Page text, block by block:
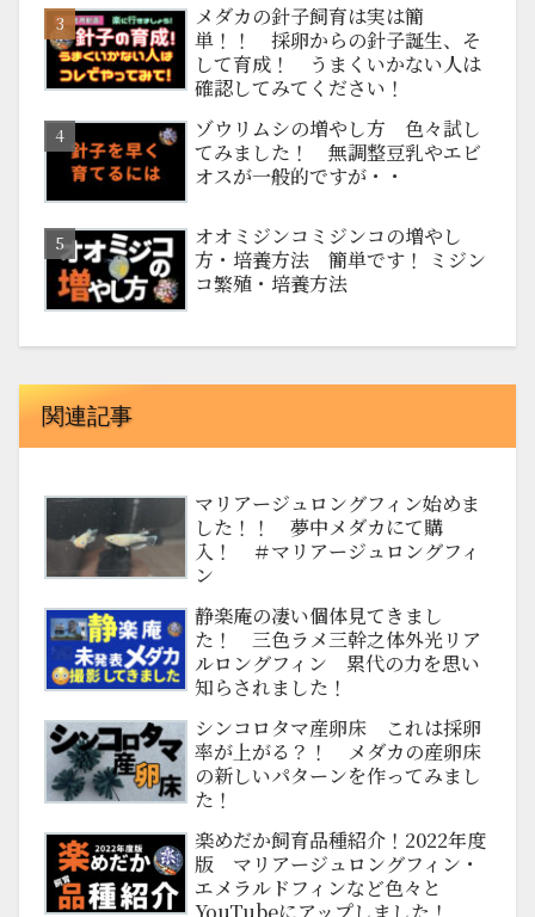
メダカの針子飼育は実は簡
単！！ 採卵からの針子誕生、そ
して育成！ うまくいかない人は
確認してみてください！
ゾウリムシの増やし方 色々試し
てみました！ 無調整豆乳やエビ
オスが一般的ですが・・
オオミジンコミジンコの増やし
方・培養方法 簡単です！ ミジン
コ繁殖・培養方法
関連記事
マリアージュロングフィン始めま
した！！ 夢中メダカにて購
入！ ＃マリアージュロングフィ
ン
静楽庵の凄い個体見てきまし
た！ 三色ラメ三幹之体外光リア
ルロングフィン 累代の力を思い
知らされました！
シンコロタマ産卵床 これは採卵
率が上がる？！ メダカの産卵床
の新しいパターンを作ってみまし
た！
楽めだか飼育品種紹介！2022年度
版 マリアージュロングフィン・
エメラルドフィンなど色々と